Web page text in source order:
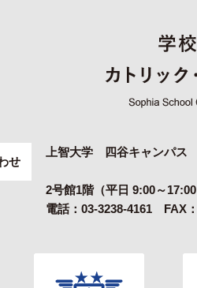
せ
上智大学 四谷キャンパス
2号館1階（平日 9:00～17:00
電話：03-3238-4161 FAX